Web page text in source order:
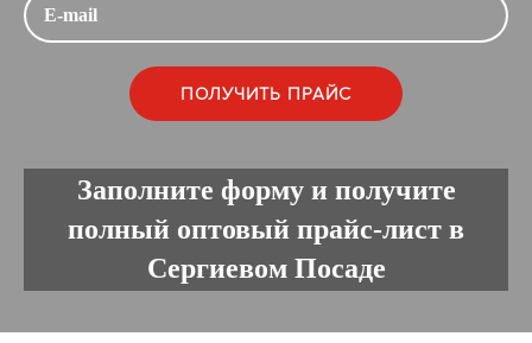
Заполните форму и получите
полный оптовый прайс-лист в
Сергиевом Посаде